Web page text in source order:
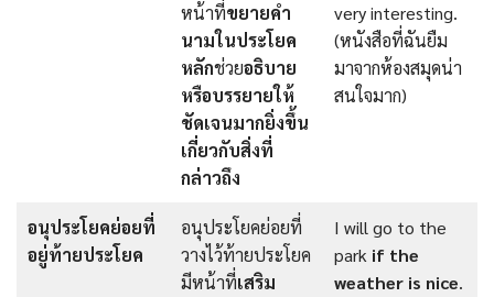
หน้าที่ขยายคำ
นามในประโยค
หลักช่วยอธิบาย
หรือบรรยายให้
ชัดเจนมากยิ่งขึ้น
เกี่ยวกับสิ่งที่
กล่าวถึง
very interesting.
(หนังสือที่ฉันยืม
มาจากห้องสมุดน่า
สนใจมาก)
อนุประโยคย่อยที่
อยู่ท้ายประโยค
อนุประโยคย่อยที่
วางไว้ท้ายประโยค
มีหน้าที่เสริม
I will go to the
park if the
weather is nice.